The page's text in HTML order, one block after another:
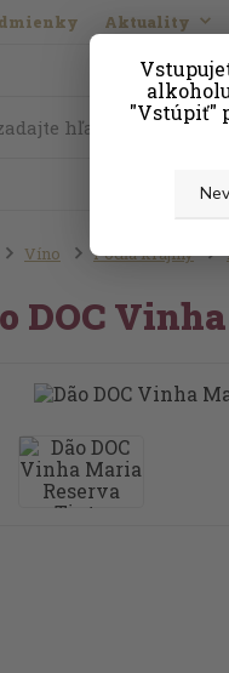
"Vstúpiť"
Aktuality
Víno Podľa krajiny
DOC